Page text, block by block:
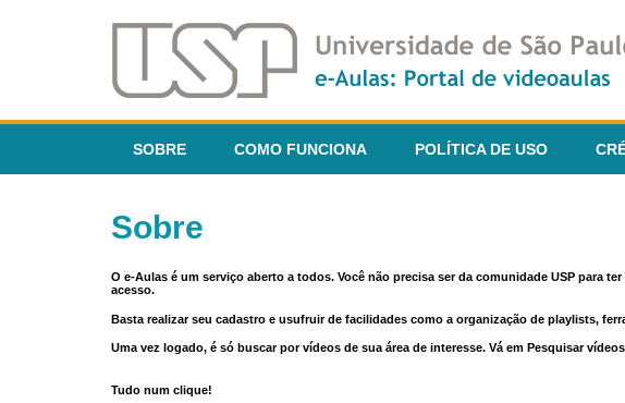
SOBRE COMO FUNCIONA POLÍTICA DE USO
Sobre
O e-Aulas é um serviço aberto a todos. Você não precisa ser da comunidade USP para
acesso.
Basta realizar seu cadastro e usufruir de facilidades como a organização de playlists,
Uma vez logado, é só buscar por vídeos de sua área de interesse. Vá em Pesquisar
Tudo num clique!